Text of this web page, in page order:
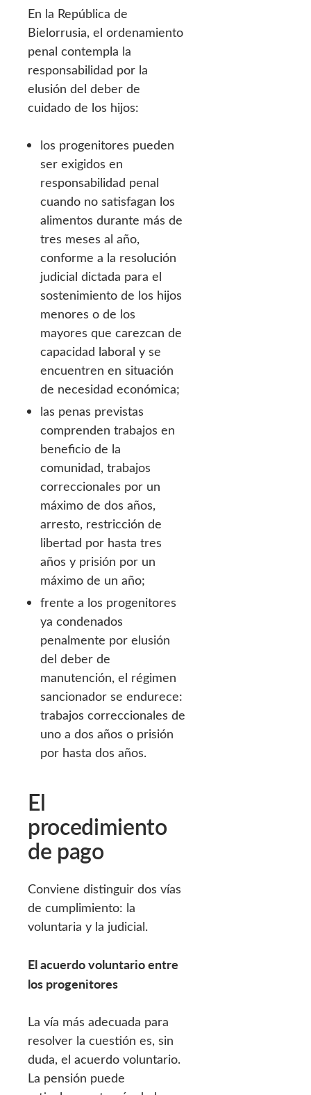
En la República de
Bielorrusia, el ordenamiento
penal contempla la
responsabilidad por la
elusión del deber de
cuidado de los hijos:
los progenitores pueden
ser exigidos en
responsabilidad penal
cuando no satisfagan los
alimentos durante más de
tres meses al año,
conforme a la resolución
judicial dictada para el
sostenimiento de los hijos
menores o de los
mayores que carezcan de
capacidad laboral y se
encuentren en situación
de necesidad económica;
las penas previstas
comprenden trabajos en
beneficio de la
comunidad, trabajos
correccionales por un
máximo de dos años,
arresto, restricción de
libertad por hasta tres
años y prisión por un
máximo de un año;
frente a los progenitores
ya condenados
penalmente por elusión
del deber de
manutención, el régimen
sancionador se endurece:
trabajos correccionales de
uno a dos años o prisión
por hasta dos años.
El
procedimiento
de pago
Conviene distinguir dos vías
de cumplimiento: la
voluntaria y la judicial.
El acuerdo voluntario entre
los progenitores
La vía más adecuada para
resolver la cuestión es, sin
duda, el acuerdo voluntario.
La pensión puede